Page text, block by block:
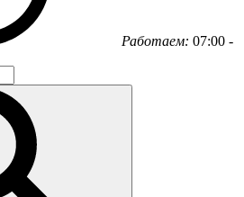
Работаем: 07:00 -